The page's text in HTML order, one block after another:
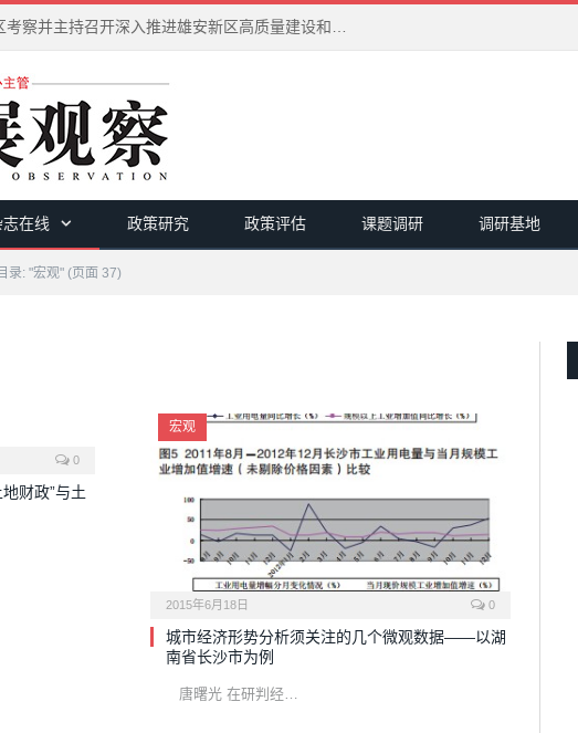
习近平在河北雄安新区考察并主持召开深入推进雄安新区高质量建设和发展座谈会
志在线 政策研究 政策评估 课题调研 调研基地
录: "宏观" (页面 37)
0
财政”与土
宏观
2015年6月18日 0
城市经济形势分析须关注的几个微观数据——以湖
南省长沙市为例
唐曙光 在研判经…